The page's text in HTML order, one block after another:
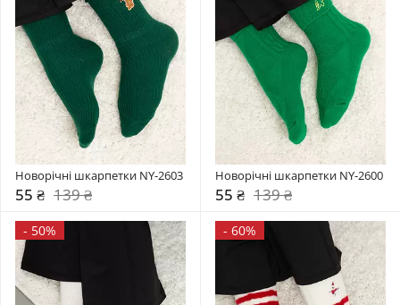
Новорічні шкарпетки NY-2603
55 ₴ 139 ₴
Новорічні шкарпетки NY-2600
55 ₴ 139 ₴
- 50% - 60%